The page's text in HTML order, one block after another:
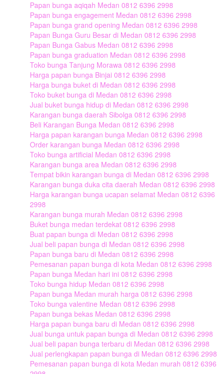
Papan bunga aqiqah Medan 0812 6396 2998
Papan bunga engagement Medan 0812 6396 2998
Papan bunga grand opening Medan 0812 6396 2998
Papan Bunga Guru Besar di Medan 0812 6396 2998
Papan Bunga Gabus Medan 0812 6396 2998
Papan bunga graduation Medan 0812 6396 2998
Toko bunga Tanjung Morawa 0812 6396 2998
Harga papan bunga Binjai 0812 6396 2998
Harga bunga buket di Medan 0812 6396 2998
Toko buket bunga di Medan 0812 6396 2998
Jual buket bunga hidup di Medan 0812 6396 2998
Karangan bunga daerah Sibolga 0812 6396 2998
Beli Karangan Bunga Medan 0812 6396 2998
Harga papan karangan bunga Medan 0812 6396 2998
Order karangan bunga Medan 0812 6396 2998
Toko bunga artificial Medan 0812 6396 2998
Karangan bunga area Medan 0812 6396 2998
Tempat bikin karangan bunga di Medan 0812 6396 2998
Karangan bunga duka cita daerah Medan 0812 6396 2998
Harga karangan bunga ucapan selamat Medan 0812 6396
2998
Karangan bunga murah Medan 0812 6396 2998
Buket bunga medan terdekat 0812 6396 2998
Buat papan bunga di Medan 0812 6396 2998
Jual beli papan bunga di Medan 0812 6396 2998
Papan bunga baru di Medan 0812 6396 2998
Pemesanan papan bunga di kota Medan 0812 6396 2998
Papan bunga Medan hari ini 0812 6396 2998
Toko bunga hidup Medan 0812 6396 2998
Papan bunga Medan murah harga 0812 6396 2998
Toko bunga valentine Medan 0812 6396 2998
Papan bunga bekas Medan 0812 6396 2998
Harga papan bunga baru di Medan 0812 6396 2998
Jual bunga untuk papan bunga di Medan 0812 6396 2998
Jual beli papan bunga terbaru di Medan 0812 6396 2998
Jual perlengkapan papan bunga di Medan 0812 6396 2998
Pemesanan papan bunga di kota Medan murah 0812 6396